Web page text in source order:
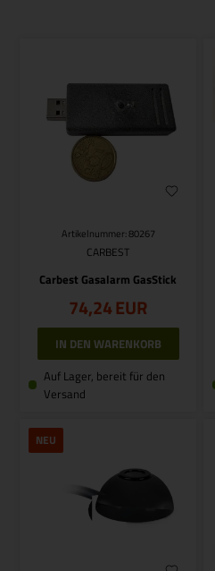
Artikelnummer: 80267
CARBEST
Carbest Gasalarm GasStick
74,24EUR
Auf Lager, bereit für den
Versand
NEU